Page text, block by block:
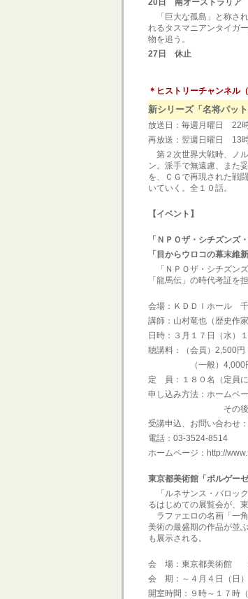
20日 南オーストラリア
「巨大な孤島」と称さ
れるタスマニアンタイガ
物を追う。
27日 休止
＊ヒストリーチャンネル
新シリーズ「名将パット
放送日：毎週月曜日 22
再放送：翌週日
第２次世界大戦時、ノ
ン。派手で無遠慮、また
を、ＣＧで再現された戦
いていく。全１０話。
【イベント】
「ＮＰＯザ・シチズンズ
「目からウロコの幕末
「ＮＰＯザ・シチズン
「龍馬伝」の時代考証を
会場：ＫＤＤＩホール
講師：山村竜也（歴史作家
日時：３月１７日（水）
聴講料：（会員）2,500円
（一般）4,000円（
定 員：１８０名（定員に
申し込み方法：ホームペ
その後、聴講券代
受講申込、お問い合わせ
電話：03-3524-8514
ホームページ：http://
東京都美術館「ボルゲー
「ルネサンス・バロッ
るはじめての展覧会が、
ラファエロの名画「一
美術の最盛期の作品が並
も展示される。
会 場：東京都美術館 東
会 期：～４月４日（日）
開室時間：９時～１７時